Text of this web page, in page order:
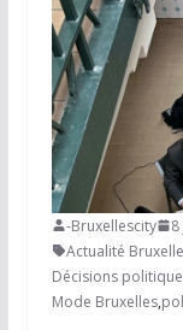
-Bruxellescity
Actualité
Décisions
Mode Bruxelles,